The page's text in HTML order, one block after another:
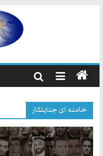
خامنه ای جنایتکار